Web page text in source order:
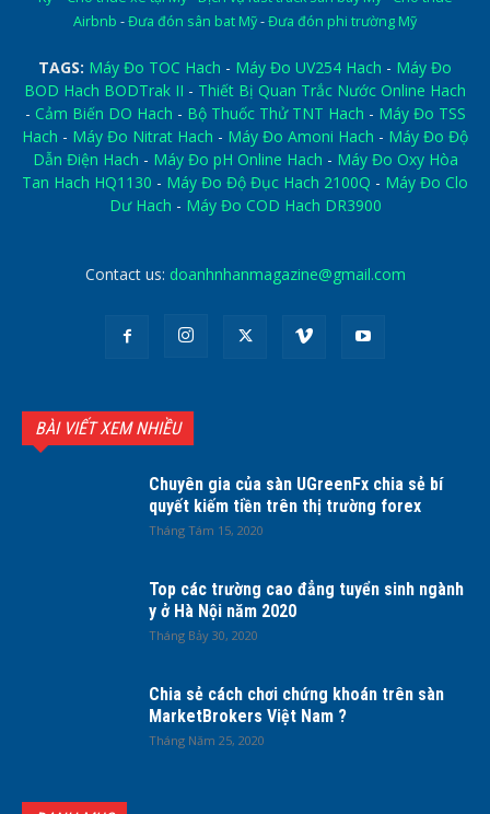
Airbnb -Đưa đón sân bat Mỹ-Đưa đón phi trường Mỹ
TAGS: Máy Đo TOC Hach - Máy Đo UV254 Hach - Máy Đo
BOD Hach BODTrak II - Thiết Bị Quan Trắc Nước Online Hach
- Cảm Biến DO Hach - Bộ Thuốc Thử TNT Hach - Máy Đo TSS
Hach - Máy Đo Nitrat Hach - Máy Đo Amoni Hach - Máy Đo Độ
Dẫn Điện Hach - Máy Đo pH Online Hach - Máy Đo Oxy Hòa
Tan Hach HQ1130 - Máy Đo Độ Đục Hach 2100Q - Máy Đo Clo
Dư Hach - Máy Đo COD Hach DR3900
Contact us: doanhnhanmagazine@gmail.com
BÀI VIẾT XEM NHIỀU
Chuyên gia của sàn UGreenFx chia sẻ bí
quyết kiếm tiền trên thị trường forex
Tháng Tám 15, 2020
Top các trường cao đẳng tuyển sinh ngành
y ở Hà Nội năm 2020
Tháng Bảy 30, 2020
Chia sẻ cách chơi chứng khoán trên sàn
MarketBrokers Việt Nam ?
Tháng Năm 25, 2020